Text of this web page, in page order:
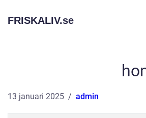
FRISKALIV.se
13 januari 2025 admin